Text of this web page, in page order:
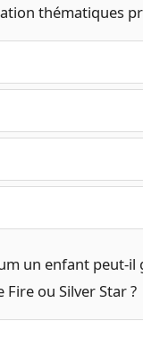
thématiques
un enfant peut-
ou Silver Star ?